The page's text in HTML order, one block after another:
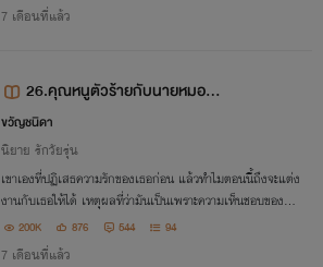
7 เดือนที่แล้ว
26.คุณหนูตัวร้ายกับนายหมอมา
ดนิ่ง รุ่นลูก
ขวัญชนิดา
นิยาย รักวัยรุ่น
เขาเองที่ปฏิเสธความรักของเธอก่อน แล้วทำไมตอนนี้ถึงจะแต่ง
งานกับเธอให้ได้ เหตุผลที่ว่ามันเป็นเพราะความเห็นชอบของผู้ใ
หญ่มันฟังไม่ขึ้นสักนิดและคนอย่างเธอก็มีศักดิ์ศรีจึงไม่ยอมแต่
งงานกับคนที่ไม่รักตัวเอง
200K 876 544 94
7 เดือนที่แล้ว